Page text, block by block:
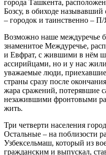
города Ташкента,
Бозсу, в обиходе
– городок и таинственно –
Возможно наше междуречье
знаменитое Междуречье,
и Евфрат, с жившими в нём
ассирийцами, но и у нас
уважаемые люди,
страны сразу после
жара сражений, потерявшие
незажившими фронтовыми
жить.
Три четверти населения
Остальные – на поблизости
Узбексельмаш, который из
гражданским и выпускал,